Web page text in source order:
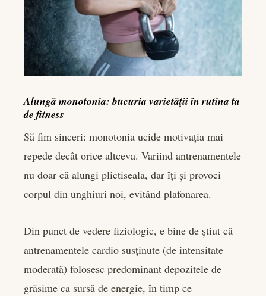
Alungă monotonia: bucuria varietății în rutina ta
de fitness
Să fim sinceri: monotonia ucide motivația mai
repede decât orice altceva. Variind antrenamentele
nu doar că alungi plictiseala, dar îți și provoci
corpul din unghiuri noi, evitând plafonarea.
Din punct de vedere fiziologic, e bine de știut că
antrenamentele cardio susținute (de intensitate
moderată) folosesc predominant depozitele de
grăsime ca sursă de energie, în timp ce